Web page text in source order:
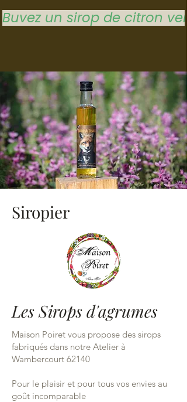
Buvez un sirop de citron
Siropier
Les Sirops d'agrumes
Maison Poiret vous propose des sirops
fabriqués dans notre Atelier à
Wambercourt 62140
Pour le plaisir et pour tous vos envies au
goût incomparable